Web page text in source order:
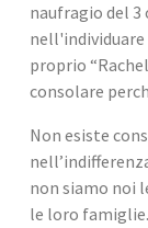
naufragio del
proprio
consolare
Non esiste
non siamo noi
le loro